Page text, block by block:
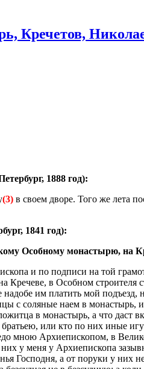
Кречетов,
1888 год):
(3) в своем дворе. Того же лета
1841 год):
Особному монастырю, на
и по подписи на той
в Особном строителя
им платить мой подъезд,
с соляные наем в монастырь,
в монастырь, а что даст
или кто по них иные
мною Архиепископом, в
у меня у Архиепископа
Господня, а от поруки у них